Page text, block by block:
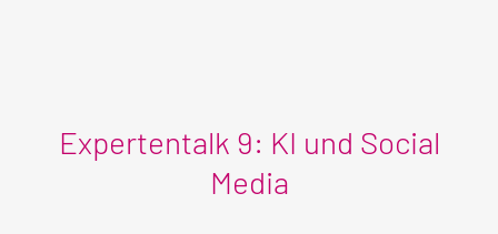
Expertentalk 9: KI und Social
Media